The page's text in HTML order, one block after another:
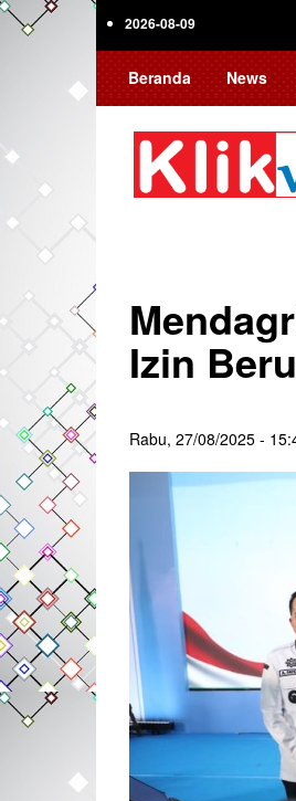
Skip
2026-08-09
Beranda News
Izin
Rabu, 27/08/2025 -